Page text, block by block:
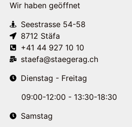
Wir haben geöffnet
Seestrasse 54-58
8712 Stäfa
+41 44 927 10 10
staefa@staegerag.ch
Dienstag - Freitag
09:00-12:00 - 13:30-18:30
Samstag